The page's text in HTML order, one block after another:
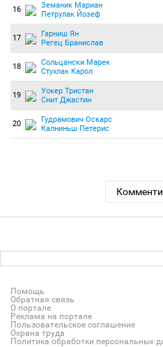
16
Земаник Мариан
Петрулак Йозеф
17
Гарниш Ян
Регец Бранислав
18
Сольцански Марек
Стухлак Карол
19
Уокер Тристан
Снит Джастин
20
Гудрамович Оскарс
Калниньш Петерис
Помощь
Обратная связь
О портале
Реклама на портале
Пользовательское соглашение
Охрана труда
Политика обработки персональных